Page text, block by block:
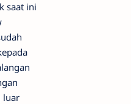
saat ini
luar